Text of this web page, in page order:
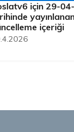
için 29-
içeriği